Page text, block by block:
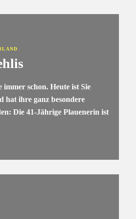
immer schon. Heute ist Sie
hat ihre ganz besondere
Die 41-Jährige Plauenerin ist